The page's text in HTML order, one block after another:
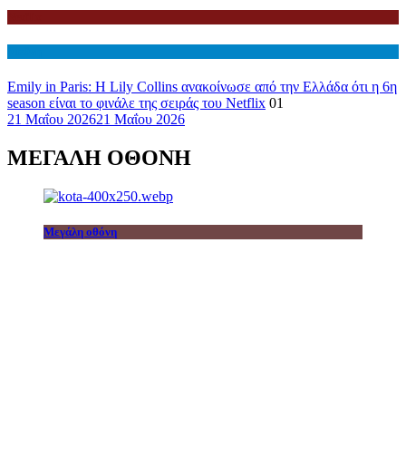
Emily in Paris: Η Lily Collins ανακοίνωσε από την Ελλάδα ότι η 6η
season είναι το φινάλε της σειράς του Netflix 01
21 Μαΐου 202621 Μαΐου 2026
ΜΕΓΑΛΗ ΟΘΟΝΗ
Μεγάλη οθόνη